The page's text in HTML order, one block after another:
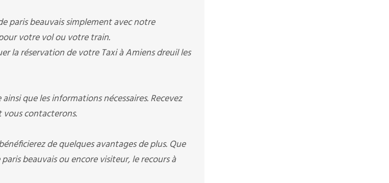
paris beauvais simplement avec notre
votre vol ou votre train.
la réservation de votre Taxi à Amiens dreuil les
que les informations nécessaires. Recevez
contacterons.
de quelques avantages de plus. Que
beauvais ou encore visiteur, le recours à